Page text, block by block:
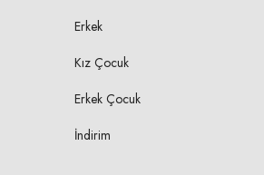
Erkek
Kız Çocuk
Erkek Çocuk
İndirim